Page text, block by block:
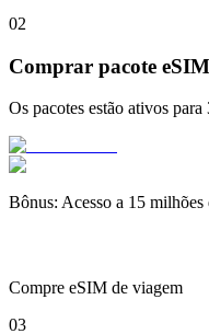
02
Comprar pacote eSIM
Os pacotes estão ativos para
Bônus: Acesso a 15
Compre eSIM de viagem
03